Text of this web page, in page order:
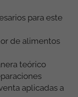
para este
de alimentos
teórico
aplicadas a